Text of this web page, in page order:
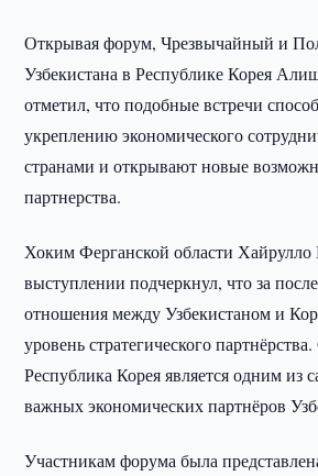
Открывая форум, Чрезвычайный и
Узбекистана в Республике Корея
отметил, что подобные встречи
укреплению экономического
странами и открывают новые
партнерства.
Хоким Ферганской области Хайрулло
выступлении подчеркнул, что за
отношения между Узбекистаном и
уровень стратегического
Республика Корея является одним из
важных экономических партнёров
Участникам форума была